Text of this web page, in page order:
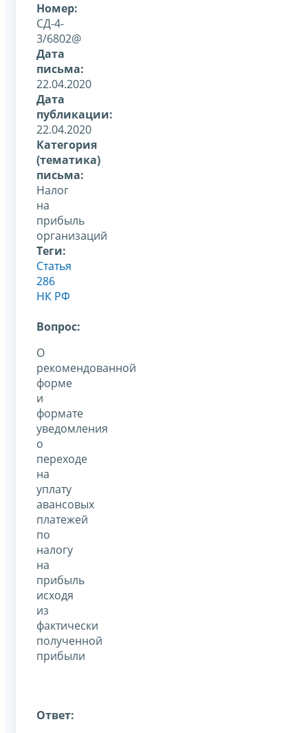
Номер:
СД-4-
3/6802@
Дата
письма:
22.04.2020
Дата
публикации:
22.04.2020
Категория
(тематика)
письма:
Налог
на
прибыль
организаций
Теги:
Статья
286
НК РФ
Вопрос:
О
рекомендованной
форме
и
формате
уведомления
о
переходе
на
уплату
авансовых
платежей
по
налогу
на
прибыль
исходя
из
фактически
полученной
прибыли
Ответ: